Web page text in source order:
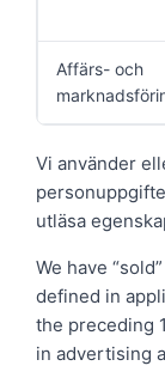
Affärs- och
Vi använder
utläsa
We have
defined in
the preceding
in advertising